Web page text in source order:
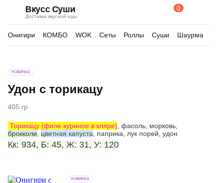
Вкусс Суши
Доставка вкусной еды
ПоискКорзина
0
Онигири КОМБО WOK Сеты Роллы Суши Шаурма
Удон с торикацу
НОВИНКА
405 гр
Торикацу (филе куриное в кляре) , фасоль, морковь,
брокколи
цветная капуста , паприка, лук порей, удон
Кк: 934, Б: 45, Ж: 31, У: 120
НОВИНКА
Изображения
товара